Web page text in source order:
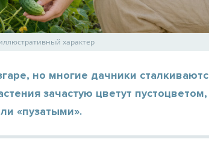
характер
но многие дачники
зачастую цветут
«пузатыми».